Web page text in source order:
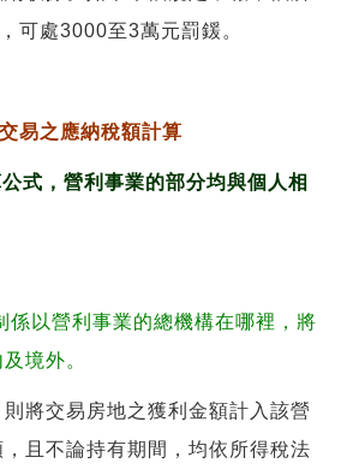
可處3000至3萬元罰鍰。
易之應納稅額計算
式，營利事業的部分均與個人相
係以營利事業的總機構在哪裡，將
境外。
將交易房地之獲利金額計入該營
且不論持有期間，均依所得稅法